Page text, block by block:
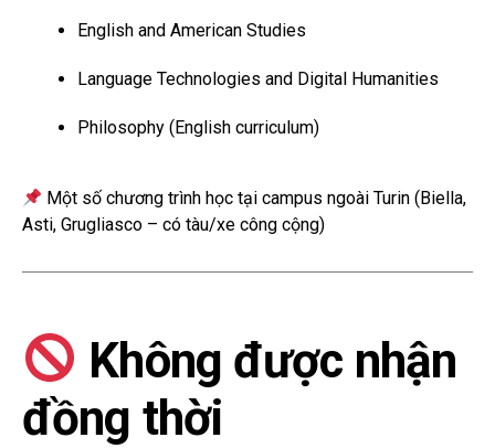
English and American Studies
Language Technologies and Digital Humanities
Philosophy (English curriculum)
Một số chương trình học tại campus ngoài Turin (Biella,
Asti, Grugliasco – có tàu/xe công cộng)
Không được nhận
đồng thời